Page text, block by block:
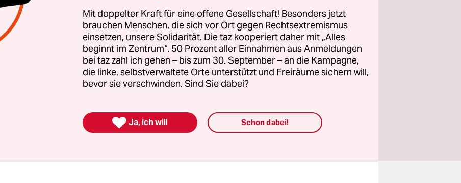
atmete die Menschheit erleichtert auf: Der oberste Freie
seinen dunklen Gedanken diesmal keinen freien Lauf
er war es gar nicht, sondern der Helmut, der Bruder, der
sofort von seiner „Jugendsünde“ distanzierte – „in
Doch bei genauerer Hinsicht auf die Flugblatt-
sich eine historische Methode erkennen: Immer ist der
Mit doppelter Kraft für eine offene Gesellschaft! Besonders jetzt
brauchen Menschen, die sich vor Ort gegen Rechtsextremismus
einsetzen, unsere Solidarität. Die taz kooperiert daher mit „Alles
beginnt im Zentrum“. 50 Prozent aller Einnahmen aus Anmeldungen
bei taz zahl ich gehen – bis zum 30. September – an die Kampagne,
die linke, selbstverwaltete Orte unterstützt und Freiräume sichern will,
bevor sie verschwinden. Sind Sie dabei?
 Ja, ich will Schon dabei!